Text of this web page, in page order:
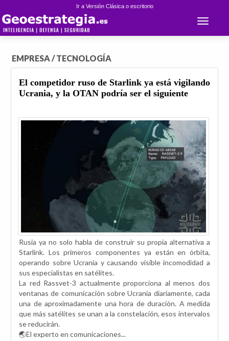
Ir a Versión Clásica o escritorio
Toggle
EMPRESA / TECNOLOGÍA
El competidor ruso de Starlink ya está vigilando
Ucrania, y la OTAN podría ser el siguiente
Rusia ya no solo habla de construir su propia alternativa a
Starlink. Los primeros componentes ya están en órbita,
operando sobre Ucrania y causando visible incomodidad a
sus especialistas en satélites.
La red Rassvet-3 actualmente proporciona al menos dos
ventanas de comunicación sobre Ucrania diariamente, cada
una de aproximadamente una hora de duración. A medida
que más satélites se unan a la constelación, esos intervalos
se reducirán.
🌏El experto en comunicaciones...